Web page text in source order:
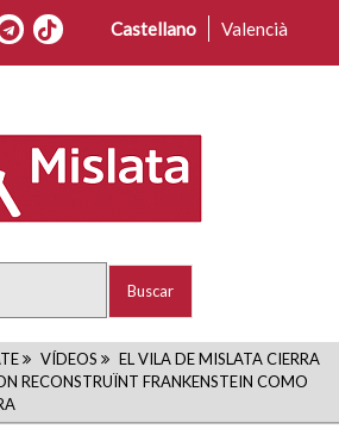
Castellano Valencià
RUTA
DE
VÍDEOS
EL VILA DE MISLATA CIERRA
RECONSTRUÏNT FRANKENSTEIN COMO